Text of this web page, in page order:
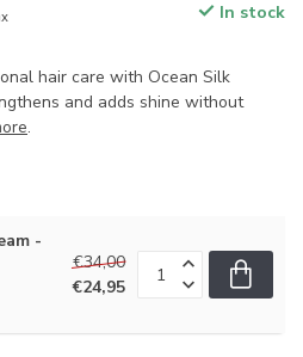
In stock
hair care with Ocean Silk
and adds shine without
.
-
€34,00
€24,95